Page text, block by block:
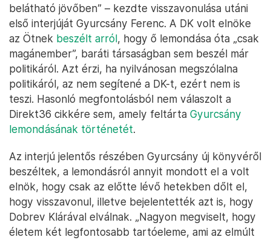
belátható jövőben” – kezdte visszavonulása utáni
első interjúját Gyurcsány Ferenc. A DK volt elnöke
az Ötnek beszélt arról, hogy ő lemondása óta „csak
magánember”, baráti társaságban sem beszél már
politikáról. Azt érzi, ha nyilvánosan megszólalna
politikáról, az nem segítené a DK-t, ezért nem is
teszi. Hasonló megfontolásból nem válaszolt a
Direkt36 cikkére sem, amely feltárta Gyurcsány
lemondásának történetét.
Az interjú jelentős részében Gyurcsány új könyvéről
beszéltek, a lemondásról annyit mondott el a volt
elnök, hogy csak az előtte lévő hetekben dőlt el,
hogy visszavonul, illetve bejelentették azt is, hogy
Dobrev Klárával elválnak. „Nagyon megviselt, hogy
életem két legfontosabb tartóeleme, ami az elmúlt